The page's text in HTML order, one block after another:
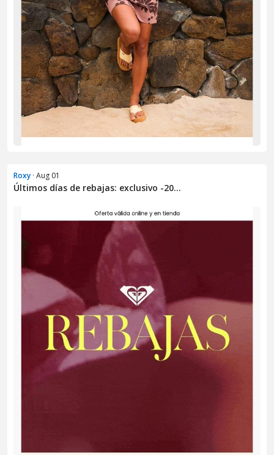
Roxy · Aug 01
Últimos días de rebajas: exclusivo -20...